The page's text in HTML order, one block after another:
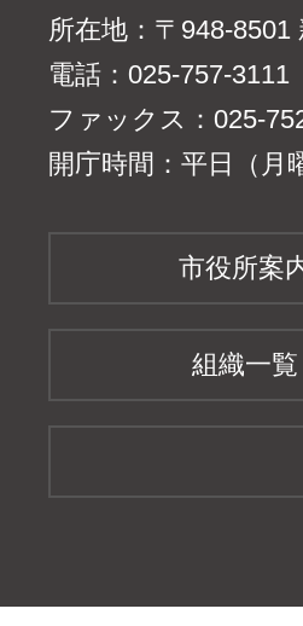
所在地：〒948-
電話：025-757-3111
ファックス：025-
開庁時間：平日（月
市役所案
組織一覧